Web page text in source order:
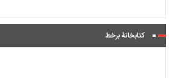
کتابخانۀ برخط